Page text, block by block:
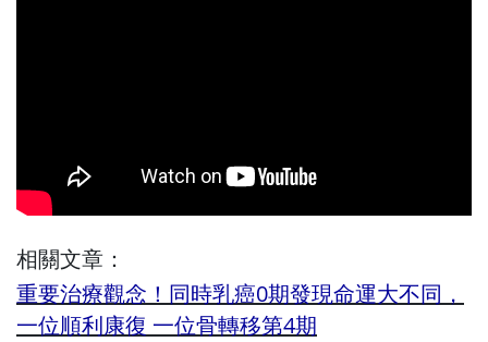
相關文章：
重要治療觀念！同時乳癌0期發現命運大不同，
一位順利康復 一位骨轉移第4期